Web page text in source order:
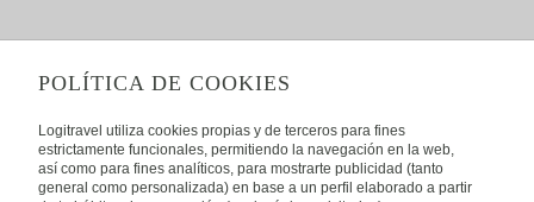
POLÍTICA DE COOKIES
Logitravel utiliza cookies propias y de terceros para fines
estrictamente funcionales, permitiendo la navegación en la web,
así como para fines analíticos, para mostrarte publicidad (tanto
general como personalizada) en base a un perfil elaborado a partir